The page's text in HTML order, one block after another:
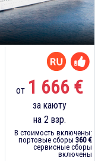
от 1 666 €
за каюту
на 2 взр.
В стоимость включены:
портовые сборы 360 €
сервисные сборы
включены